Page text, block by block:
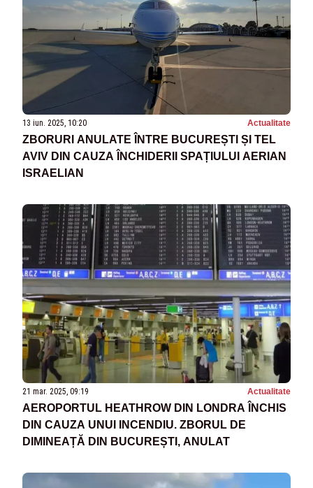
13 iun. 2025, 10:20 Actualitate
ZBORURI ANULATE ÎNTRE BUCUREȘTI ȘI TEL
AVIV DIN CAUZA ÎNCHIDERII SPAȚIULUI AERIAN
ISRAELIAN
21 mar. 2025, 09:19 Actualitate
AEROPORTUL HEATHROW DIN LONDRA ÎNCHIS
DIN CAUZA UNUI INCENDIU. ZBORUL DE
DIMINEAȚĂ DIN BUCUREȘTI, ANULAT